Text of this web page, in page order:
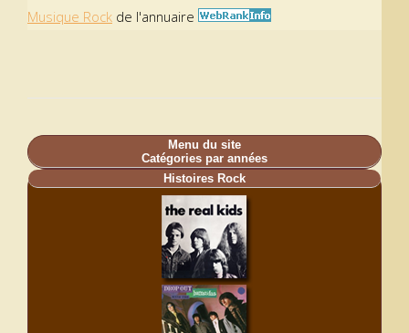
Musique Rock de l'annuaire
Menu du site
Catégories par années
Histoires Rock